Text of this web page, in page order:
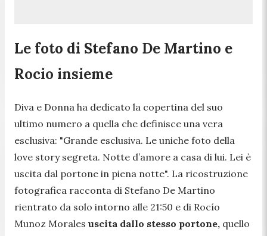
Le foto di Stefano De Martino e
Rocio insieme
Diva e Donna ha dedicato la copertina del suo
ultimo numero a quella che definisce una vera
esclusiva: "Grande esclusiva. Le uniche foto della
love story segreta. Notte d’amore a casa di lui. Lei è
uscita dal portone in piena notte". La ricostruzione
fotografica racconta di Stefano De Martino
rientrato da solo intorno alle 21:50 e di Rocío
Munoz Morales uscita dallo stesso portone, quello